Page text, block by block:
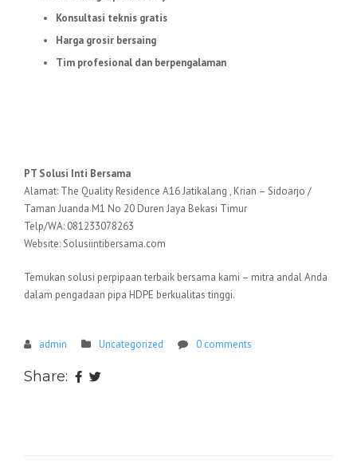
Konsultasi teknis gratis
Harga grosir bersaing
Tim profesional dan berpengalaman
PT Solusi Inti Bersama
Alamat: The Quality Residence A16 Jatikalang , Krian – Sidoarjo /
Taman Juanda M1 No 20 Duren Jaya Bekasi Timur
Telp/WA: 081233078263
Website: Solusiintibersama.com
Temukan solusi perpipaan terbaik bersama kami – mitra andal Anda
dalam pengadaan pipa HDPE berkualitas tinggi.
admin Uncategorized 0 comments
Share: